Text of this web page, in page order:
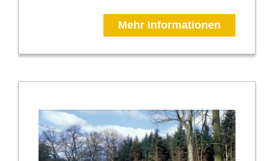
Mehr Informationen